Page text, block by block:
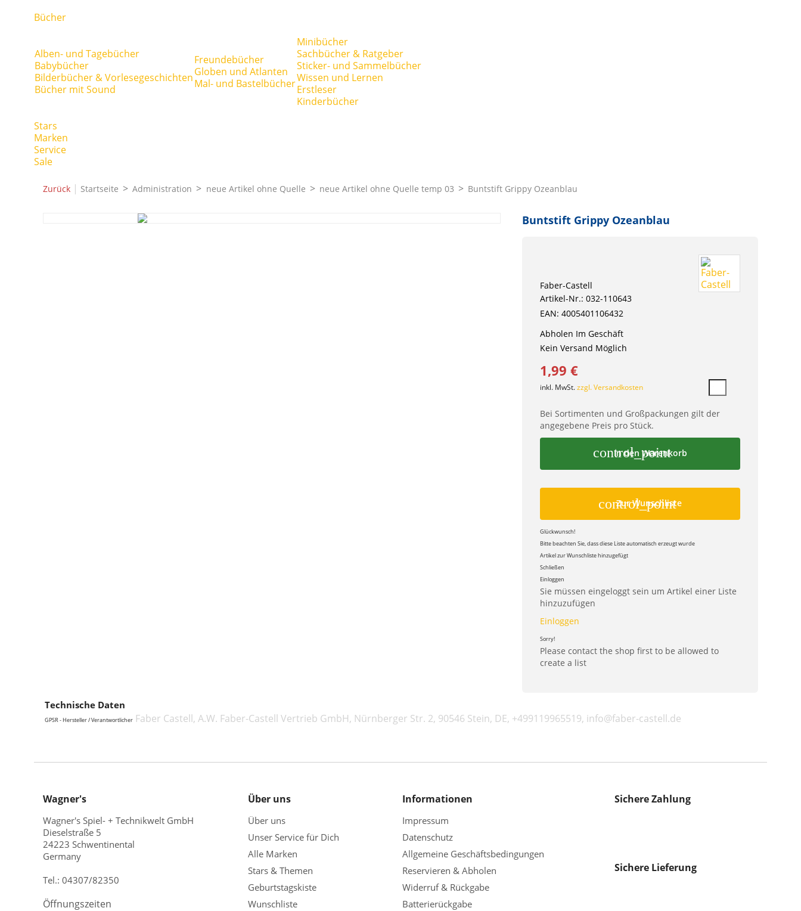
Bücher
Alben- und Tagebücher
Babybücher
Bilderbücher & Vorlesegeschichten
Bücher mit Sound
Freundebücher
Globen und Atlanten
Mal- und Bastelbücher
Minibücher
Sachbücher & Ratgeber
Sticker- und Sammelbücher
Wissen und Lernen
Erstleser
Kinderbücher
Stars
Marken
Service
Sale
Zurück | Startseite Administration neue Artikel ohne Quelle neue Artikel ohne Quelle temp 03 Buntstift Grippy Ozeanblau
Buntstift Grippy Ozeanblau
Faber-Castell
Artikel-Nr.: 032-110643
EAN: 4005401106432
Abholen Im Geschäft
Kein Versand Möglich
1,99 €
inkl. MwSt.zzgl. Versandkosten
Bei Sortimenten und Großpackungen gilt der
angegebene Preis pro Stück.
control_point
In den Warenkorb
control_point
Zur Wunschliste
Glückwunsch!
Bitte beachten Sie, dass diese Liste automatisch erzeugt wurde
Artikel zur Wunschliste hinzugefügt
Schließen
Einloggen
Sie müssen eingeloggt sein um Artikel einer Liste
hinzuzufügen
Einloggen
Sorry!
Please contact the shop first to be allowed to
create a list
Technische Daten
GPSR - Hersteller / Verantwortlicher Faber Castell, A.W. Faber-Castell Vertrieb GmbH, Nürnberger Str. 2, 90546 Stein, DE, +499119965519, info@faber-castell.de
Wagner's
Wagner's Spiel- + Technikwelt GmbH
Dieselstraße 5
24223 Schwentinental
Germany
Tel.: 04307/82350
Öffnungszeiten
Über uns
Über uns
Unser Service für Dich
Alle Marken
Stars & Themen
Geburtstagskiste
Wunschliste
Informationen
Impressum
Datenschutz
Allgemeine Geschäftsbedingungen
Reservieren & Abholen
Widerruf & Rückgabe
Batterierückgabe
Sichere Zahlung
Sichere Lieferung